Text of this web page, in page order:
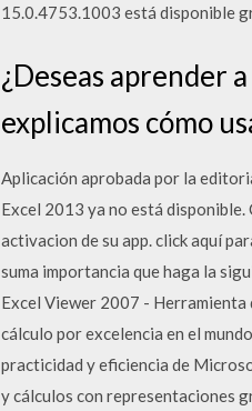
15.0.4753.1003 está disponible
¿Deseas aprender
explicamos cómo
Aplicación aprobada por la
Excel 2013 ya no está
activacion de su app. click aquí
suma importancia que haga la
Excel Viewer 2007 -
cálculo por excelencia en el
practicidad y eficiencia de
y cálculos con representaciones